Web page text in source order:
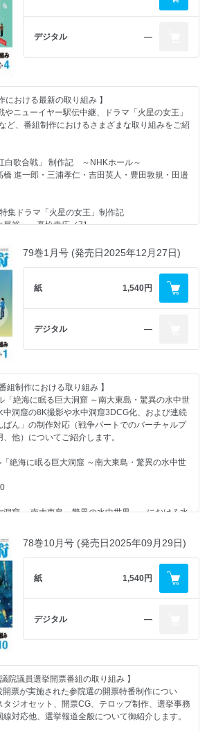
2026」開催
」開催
2026」開催
による編集用マシンの観点からZ2 Tower G1i
を試す
」が実現する放送設備の将来像 ソフトウ
フォームだからこそ可能な「効率性」と「持続
ラベル』におけるバーチャルプロダクションの開
て
知彦・井藤良幸／103
中型中継車の整備
哲郎・忽那達夫・森川理央・和田 恵里佳・矢島
隆行・羽賀航佑・ 峠越一宏・ 鈴木遥太／109
坂宏明・高林 徹・柴田 豊／116
パン 「プロフェッショナルワイヤレス・イノベ
対応「EW-DX」、WMAS対応
ど実践交えて紹介
による放送技術の用語解説⑬ （デシベル計
加算、スキンエフェクト、6σ）
「よい映像」とは
ューマン
ー 口は効果音を作る道具
温故知新？
戯れる
デジタル ―
における最新の取り組み 】
ニューイヤー駅伝中継、ドラマ「火星の女王」
ど、番組制作におけるさまざまな取り組みをご紹
白歌合戦」 制作記 ～NHKホール～
進一郎・三浦孝仁・吉田英人・豊田敦規・田邉
集ドラマ「火星の女王」制作記
裕一・髙松幸広／71
日本レコード大賞」におけるIOWNを利用した
正和・水田篤秀・宮崎真一・熊谷雄太・見上純
ビ、春高校バレーの県大会決勝にBlackmagic
渉波除去による同一チャネル伝送とIP化～
彦・高島一邦・岩本和也・岩下功志・高瀬勝
ロダクションプラットフォームの開発
由・宮川 陸・小西剛生・長野允耶・橋本隼
修／107
スタジオ更新について
昌弘／113
康之・石川浩之・伊深拓也・佐々木 康宏／122
ータ配信システム・スポーツビデオコーダー更新
滉生・東 孝幸・岩本好広／129
ャンパス 映像スタジオ 大学教育におけるスタジ
のスタジオを模した設備に加えて、教育を主眼
～
彦・木村幸夫・山口航輔／132
79巻1月号 (発売日2025年12月27日)
紙 1,540円
デジタル ―
組制作における取り組み 】
絶海に眠る巨大洞窟 ～南大東島・驚異の水中世
中洞窟の8K撮影や水中洞窟3DCG化、および連続
ぱん」の制作対応（戦争パートでのバーチャルプ
他）についてご紹介します。
絶海に眠る巨大洞窟 ～南大東島・驚異の水中世
洞窟 ～南大東島・驚異の水中世界～」における水
りえ子／69
小説 第112作 「あんぱん」制作記
卓夫・斉藤知久・北原悠介・吉永 勇・井藤良
音楽録音賞
運航ヘリコプターの製作
78巻10月号 (発売日2025年09月29日)
紙 1,540円
デジタル ―
院議員選挙開票番組の取り組み 】
票が実施された参院選の開票特番制作につい
タジオセット、開票CG、テロップ制作、選挙事務
対応他、選挙報道全般について御紹介します。